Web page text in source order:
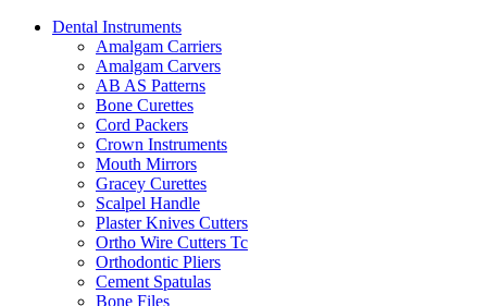
Dental Instruments
Amalgam Carriers
Amalgam Carvers
AB AS Patterns
Bone Curettes
Cord Packers
Crown Instruments
Mouth Mirrors
Gracey Curettes
Scalpel Handle
Plaster Knives Cutters
Ortho Wire Cutters Tc
Orthodontic Pliers
Cement Spatulas
Bone Files